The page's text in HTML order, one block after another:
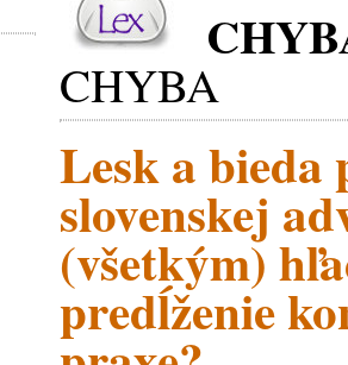
CHYBA
Lesk a bieda
slovenskej
(všetkým)
predĺženie